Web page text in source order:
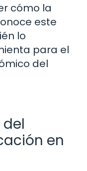
cómo la
este
lo
para el
del
en